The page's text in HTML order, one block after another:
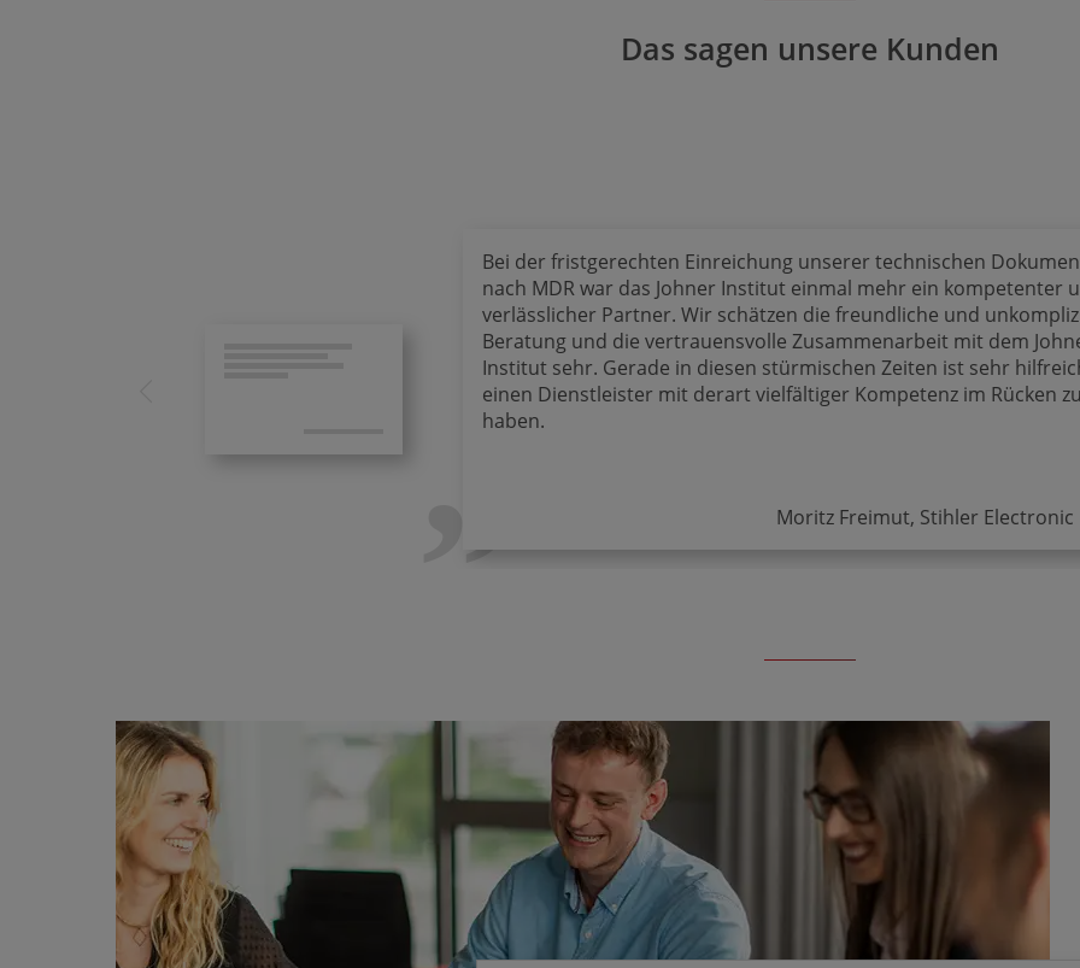
Das sagen unsere Kunden
Bei der fristgerechten Einrei­chung unserer techni­schen
nach MDR war das Johner Institut einmal mehr ein kompetenter
verläs­slicher Partner. Wir schätzen die freundliche und
Beratung und die vertrauens­volle Zusammen­arbeit mit dem
Institut sehr. Gerade in diesen stürmischen Zeiten ist sehr
einen Dienst­leister mit derart vielfältiger Kompetenz im Rücken
haben.
Moritz Freimut, Stihler Electronic
„